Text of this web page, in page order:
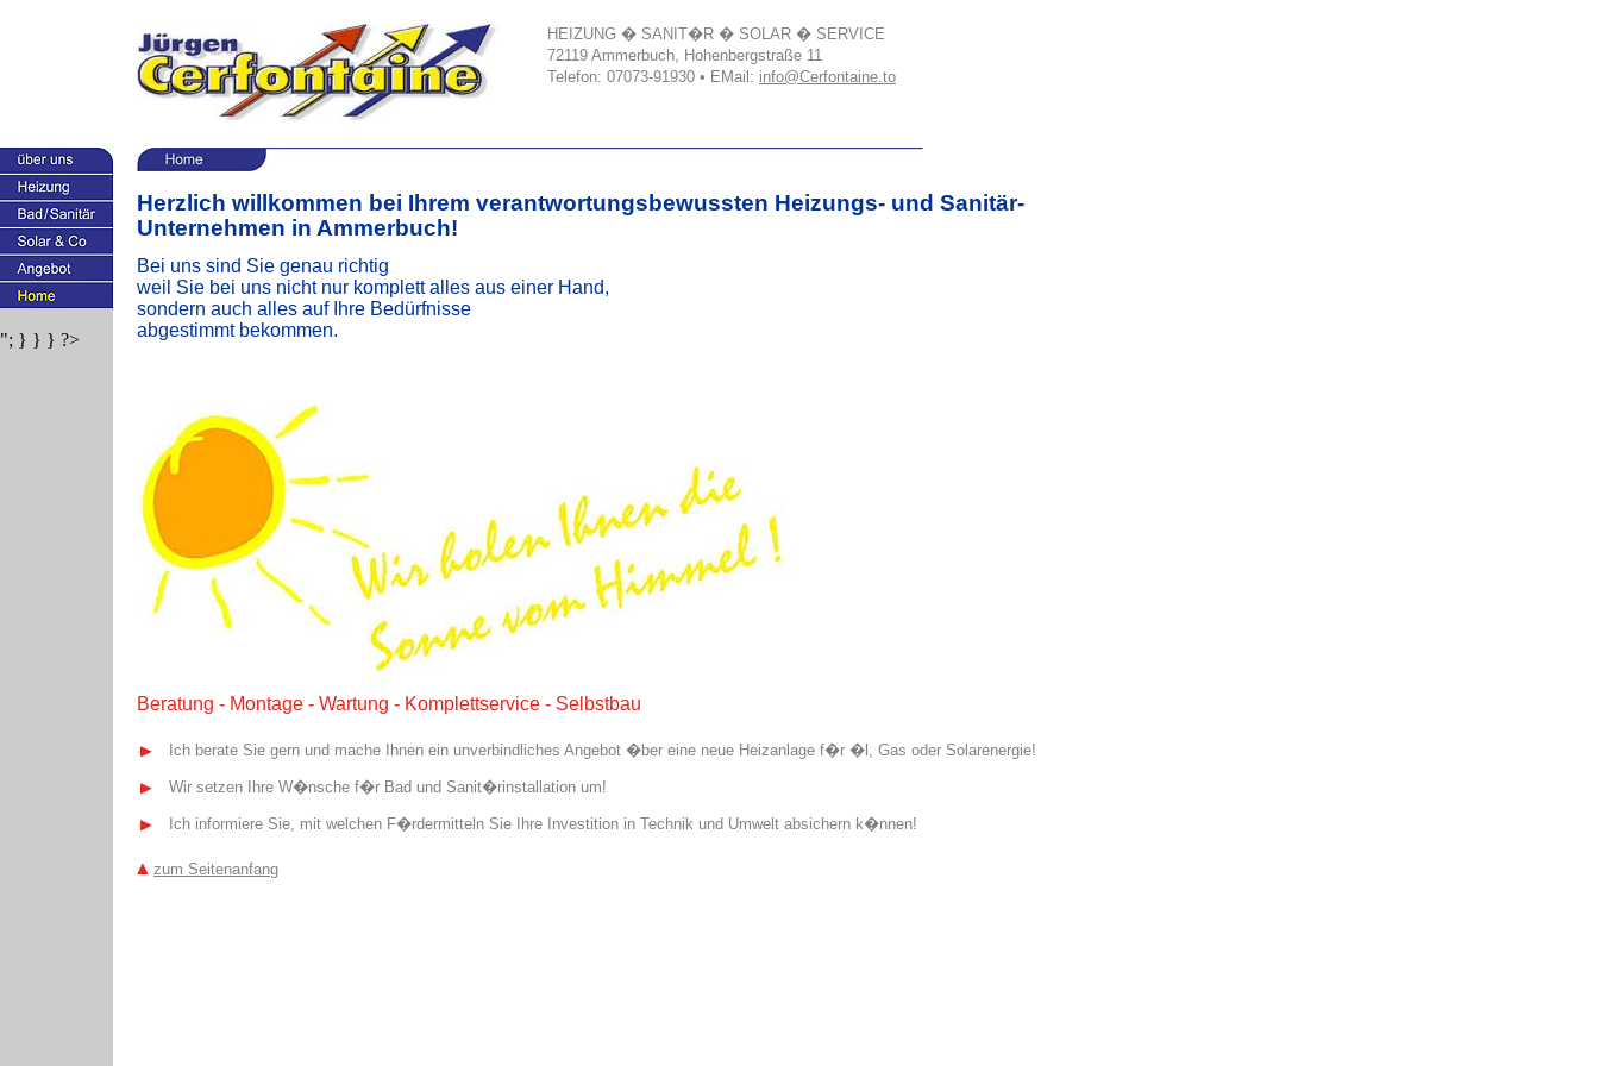
HEIZUNG � SANIT�R � SOLAR � SERVICE
72119 Ammerbuch, Hohenbergstraße 11
Telefon: 07073-91930 • EMail: info@Cerfontaine.to
"; } } } ?>
Herzlich willkommen bei Ihrem verantwortungsbewussten Heizungs- und Sanitär-
Unternehmen in Ammerbuch!
Bei uns sind Sie genau richtig
weil Sie bei uns nicht nur komplett alles aus einer Hand,
sondern auch alles auf Ihre Bedürfnisse
abgestimmt bekommen.
Beratung - Montage - Wartung - Komplettservice - Selbstbau
Ich berate Sie gern und mache Ihnen ein unverbindliches Angebot �ber eine neue Heizanlage f�r �l, Gas oder Solarenergie!
Wir setzen Ihre W�nsche f�r Bad und Sanit�rinstallation um!
Ich informiere Sie, mit welchen F�rdermitteln Sie Ihre Investition in Technik und Umwelt absichern k�nnen!
zum Seitenanfang